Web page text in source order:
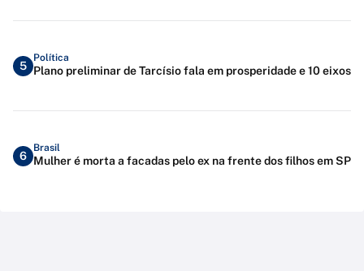
5
Política
Plano preliminar de Tarcísio fala em prosperidade e 10 eixos
6
Brasil
Mulher é morta a facadas pelo ex na frente dos filhos em SP